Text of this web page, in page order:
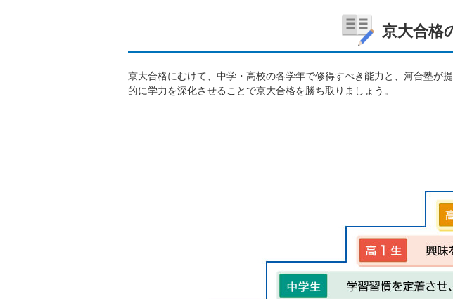
京大合格
京大合格にむけて、中学・高校の各学年で修得すべき能力と、河合塾が
的に学力を深化させることで京大合格を勝ち取りましょう。